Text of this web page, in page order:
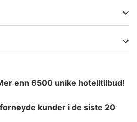
enn 6500 unike hotelltilbud!
kunder i de siste 20